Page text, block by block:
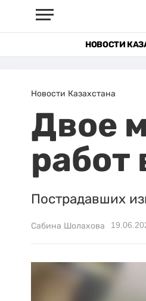
НОВОСТИ
Новости Казахстана
Двое
работ
Пострадавших
Сабина Шолахова